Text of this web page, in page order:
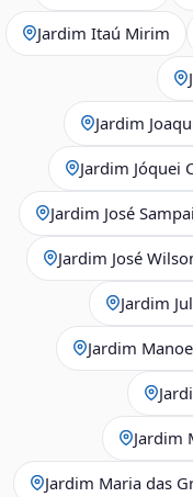
Jardim Itaú Mirim
Jardim
Jardim Jóquei
Jardim José
Jardim José
Jardim
Jardim
Jardim
Jardim Maria das